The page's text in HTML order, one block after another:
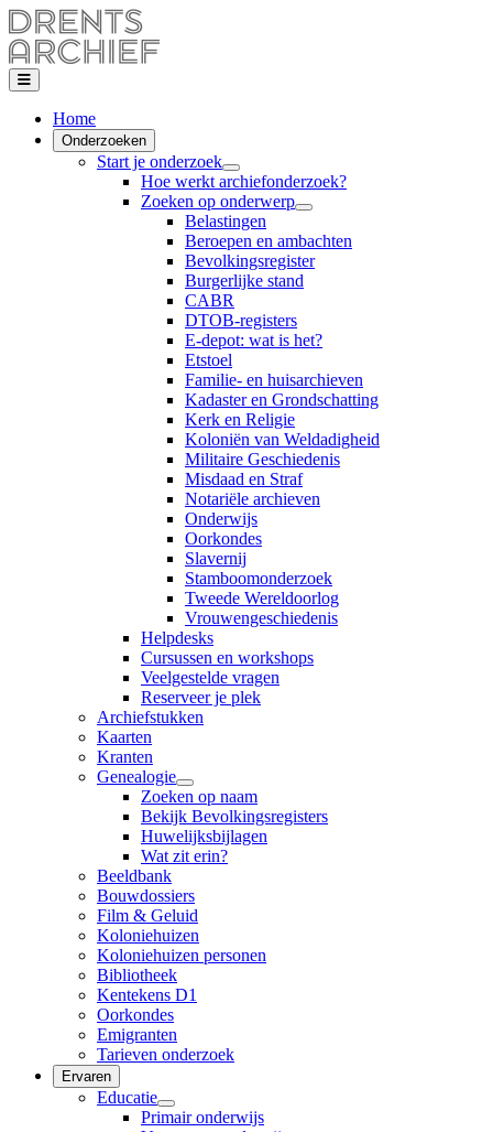
Home
Onderzoeken
Start je onderzoek
Hoe werkt archiefonderzoek?
Zoeken op onderwerp
Belastingen
Beroepen en ambachten
Bevolkingsregister
Burgerlijke stand
CABR
DTOB-registers
E-depot: wat is het?
Etstoel
Familie- en huisarchieven
Kadaster en Grondschatting
Kerk en Religie
Koloniën van Weldadigheid
Militaire Geschiedenis
Misdaad en Straf
Notariële archieven
Onderwijs
Oorkondes
Slavernij
Stamboomonderzoek
Tweede Wereldoorlog
Vrouwengeschiedenis
Helpdesks
Cursussen en workshops
Veelgestelde vragen
Reserveer je plek
Archiefstukken
Kaarten
Kranten
Genealogie
Zoeken op naam
Bekijk Bevolkingsregisters
Huwelijksbijlagen
Wat zit erin?
Beeldbank
Bouwdossiers
Film & Geluid
Koloniehuizen
Koloniehuizen personen
Bibliotheek
Kentekens D1
Oorkondes
Emigranten
Tarieven onderzoek
Ervaren
Educatie
Primair onderwijs